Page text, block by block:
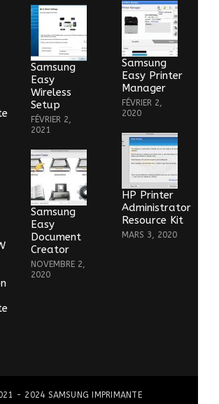
Samsung
Easy
Wireless
Setup
FÉVRIER 2,
2021
Samsung
Easy
Document
Creator
NOVEMBRE 2,
2020
Samsung
Easy Printer
Manager
FÉVRIER 2,
2020
HP Printer
Administrator
Resource Kit
MARS 3, 2020
- 2024 SAMSUNG IMPRIMANTE